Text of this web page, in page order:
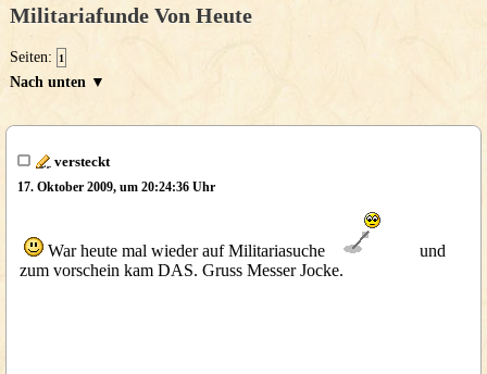
Militariafunde Von Heute
Seiten: 1
Nach unten ▼
versteckt
17. Oktober 2009, um 20:24:36 Uhr
War heute mal wieder auf Militariasuche
und
zum vorschein kam DAS. Gruss Messer Jocke.